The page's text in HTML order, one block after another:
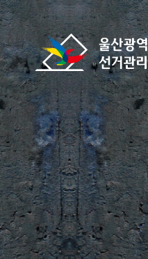
바로가기 메뉴